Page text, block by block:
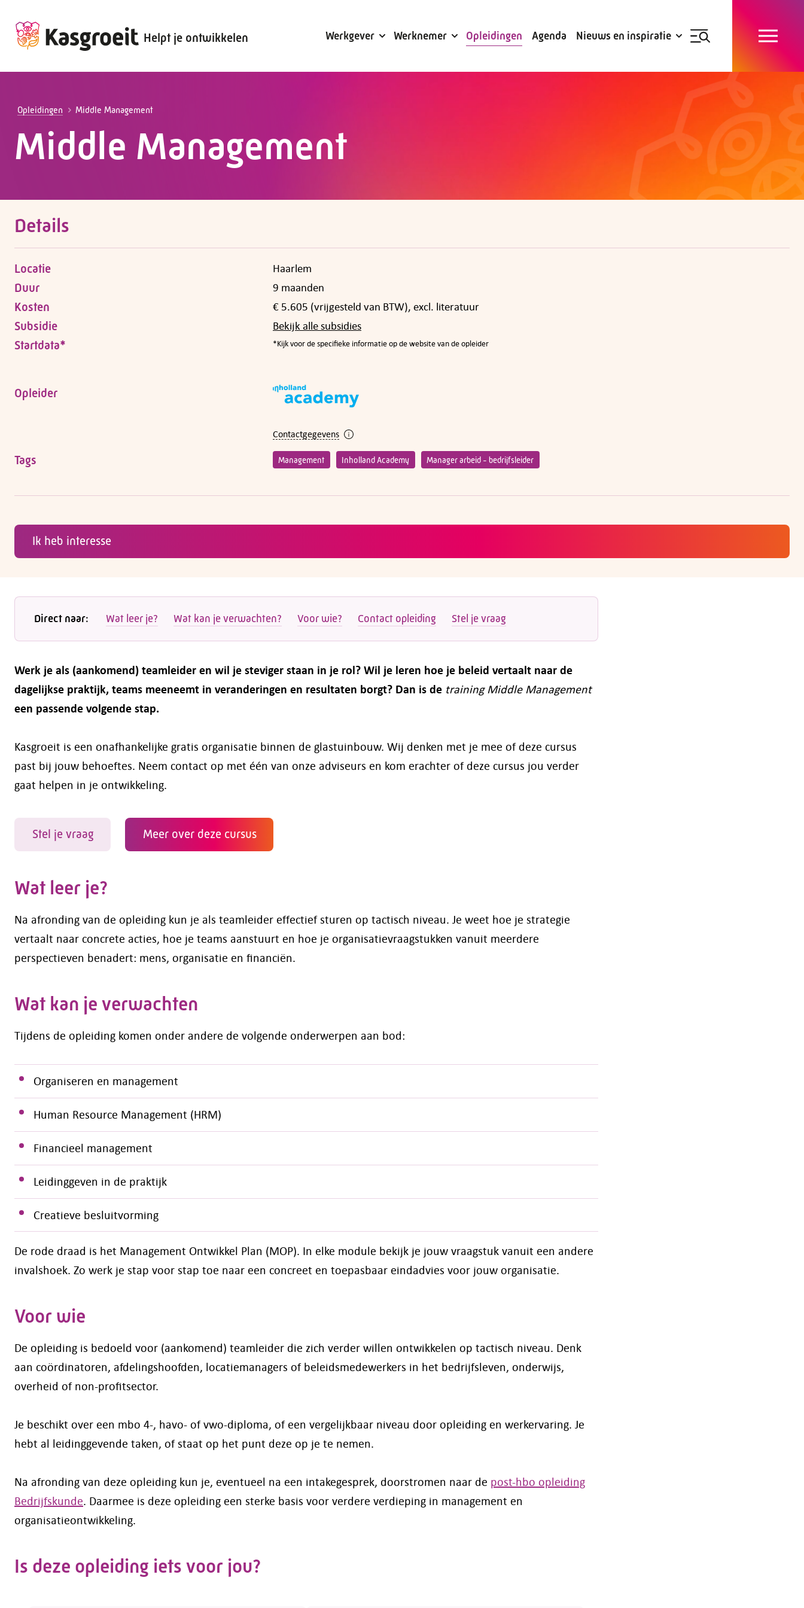
Helpt je ontwikkelen Werkgever
Alles voor de werkgever
Werknemer
Alles voor de werknemer
Opleidingen Agenda Nieuws en inspiratie
Nieuwsbrief
Opleidingen Middle Management
Middle Management
Details
Locatie Haarlem
Duur 9 maanden
Kosten € 5.605 (vrijgesteld van BTW), excl. literatuur
Subsidie Bekijk alle subsidies
Startdata* *Kijk voor de specifieke informatie op de website van de opleider
Opleider
Contactgegevens
Tags Management Inholland Academy Manager arbeid - bedrijfsleider
Ik heb interesse
Direct naar: Wat leer je? Wat kan je verwachten? Voor wie? Contact opleiding Stel je vraag
Werk je als (aankomend) teamleider en wil je steviger staan in je rol? Wil je leren hoe je beleid vertaalt naar de
dagelijkse praktijk, teams meeneemt in veranderingen en resultaten borgt? Dan is de training Middle Management
een passende volgende stap.
Kasgroeit is een onafhankelijke gratis organisatie binnen de glastuinbouw. Wij denken met je mee of deze cursus
past bij jouw behoeftes. Neem contact op met één van onze adviseurs en kom erachter of deze cursus jou verder
gaat helpen in je ontwikkeling.
Stel je vraag Meer over deze cursus
Wat leer je?
Na afronding van de opleiding kun je als teamleider effectief sturen op tactisch niveau. Je weet hoe je strategie
vertaalt naar concrete acties, hoe je teams aanstuurt en hoe je organisatievraagstukken vanuit meerdere
perspectieven benadert: mens, organisatie en financiën.
Wat kan je verwachten
Tijdens de opleiding komen onder andere de volgende onderwerpen aan bod:
Organiseren en management
Human Resource Management (HRM)
Financieel management
Leidinggeven in de praktijk
Creatieve besluitvorming
De rode draad is het Management Ontwikkel Plan (MOP). In elke module bekijk je jouw vraagstuk vanuit een andere
invalshoek. Zo werk je stap voor stap toe naar een concreet en toepasbaar eindadvies voor jouw organisatie.
Voor wie
De opleiding is bedoeld voor (aankomend) teamleider die zich verder willen ontwikkelen op tactisch niveau. Denk
aan coördinatoren, afdelingshoofden, locatiemanagers of beleidsmedewerkers in het bedrijfsleven, onderwijs,
overheid of non-profitsector.
Je beschikt over een mbo 4-, havo- of vwo-diploma, of een vergelijkbaar niveau door opleiding en werkervaring. Je
hebt al leidinggevende taken, of staat op het punt deze op je te nemen.
Na afronding van deze opleiding kun je, eventueel na een intakegesprek, doorstromen naar de post-hbo opleiding
Bedrijfskunde. Daarmee is deze opleiding een sterke basis voor verdere verdieping in management en
organisatieontwikkeling.
Is deze opleiding iets voor jou?